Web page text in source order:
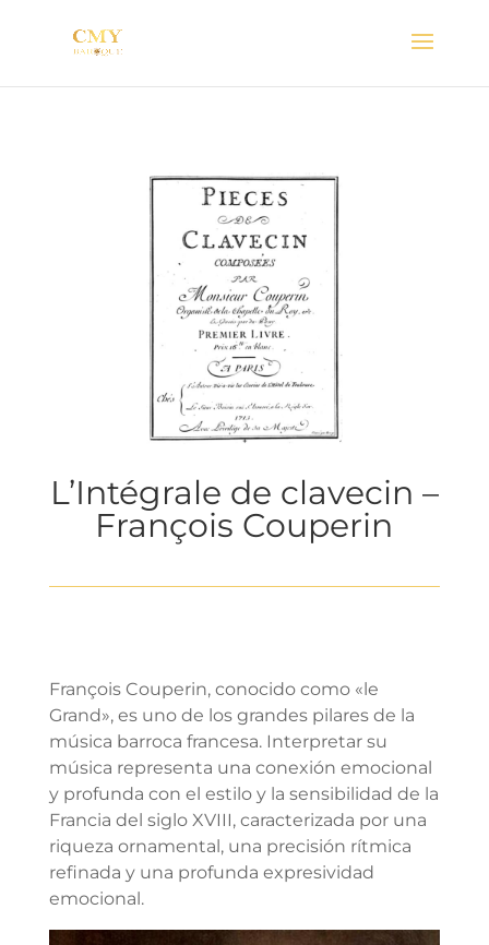
L’Intégrale de clavecin –
François Couperin
François Couperin, conocido como «le
Grand», es uno de los grandes pilares de la
música barroca francesa. Interpretar su
música representa una conexión emocional
y profunda con el estilo y la sensibilidad de la
Francia del siglo XVIII, caracterizada por una
riqueza ornamental, una precisión rítmica
refinada y una profunda expresividad
emocional.